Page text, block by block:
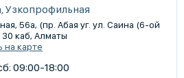
Узкопрофильная
56а, (пр. Абая уг. ул. Саина (6-ой
30 каб, Алматы
на карте
09:00-18:00